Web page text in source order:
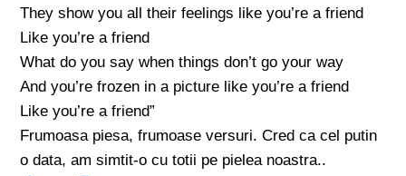
They show you all their feelings like you’re a friend
Like you’re a friend
What do you say when things don’t go your way
And you’re frozen in a picture like you’re a friend
Like you’re a friend”
Frumoasa piesa, frumoase versuri. Cred ca cel putin
o data, am simtit-o cu totii pe pielea noastra..